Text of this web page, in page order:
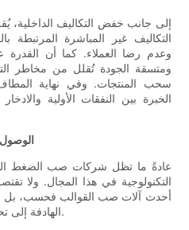
إلى جانب خفض التكاليف
التكاليف غير المباشرة المرتبطة
وعدم رضا العملاء. كما أن القدرة
ومتسقة الجودة تُقلل من مخاطر
سحب المنتجات. وفي نهاية
الخبرة بين النفقات الأولية
الوصول
عادةً ما تظل شركات صب الضغط
التكنولوجية في هذا المجال. ولا
أحدث آلات صب القوالب فحسب، بل
الهادفة إلى تحسين أداء المنتج وكفاءة العمليات.